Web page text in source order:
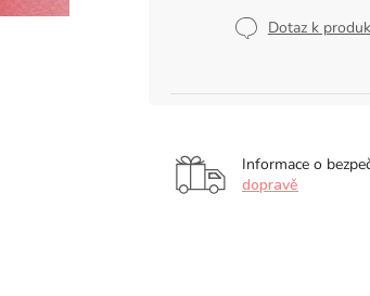
Dotaz k
Informace o
dopravě